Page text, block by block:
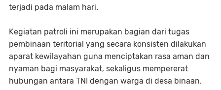
terjadi pada malam hari.
Kegiatan patroli ini merupakan bagian dari tugas
pembinaan teritorial yang secara konsisten dilakukan
aparat kewilayahan guna menciptakan rasa aman dan
nyaman bagi masyarakat, sekaligus mempererat
hubungan antara TNI dengan warga di desa binaan.